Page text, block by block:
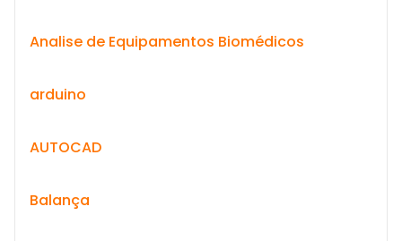
Analise de Equipamentos Biomédicos
arduino
AUTOCAD
Balança